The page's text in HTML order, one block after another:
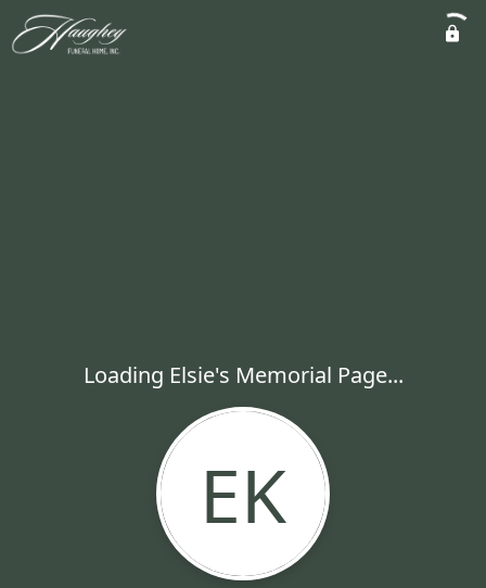
Loading Elsie's Memorial Page...
EK